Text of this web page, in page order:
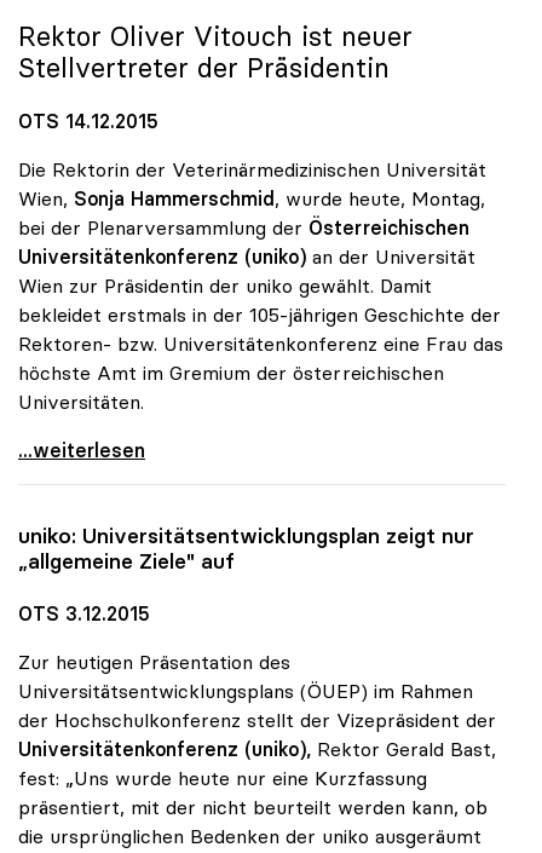
Rektor Oliver Vitouch ist neuer
Stellvertreter der Präsidentin
OTS 14.12.2015
Die Rektorin der Veterinärmedizinischen Universität
Wien, Sonja Hammerschmid, wurde heute, Montag,
bei der Plenarversammlung der Österreichischen
Universitätenkonferenz (uniko) an der Universität
Wien zur Präsidentin der uniko gewählt. Damit
bekleidet erstmals in der 105-jährigen Geschichte der
Rektoren- bzw. Universitätenkonferenz eine Frau das
höchste Amt im Gremium der österreichischen
Universitäten.
Sonja Hammerschmid zur Präsidentin der uniko
...weiterlesen
uniko: Universitätsentwicklungsplan zeigt nur
„allgemeine Ziele" auf
OTS 3.12.2015
Zur heutigen Präsentation des
Universitätsentwicklungsplans (ÖUEP) im Rahmen
der Hochschulkonferenz stellt der Vizepräsident der
Universitätenkonferenz (uniko), Rektor Gerald Bast,
fest: „Uns wurde heute nur eine Kurzfassung
präsentiert, mit der nicht beurteilt werden kann, ob
die ursprünglichen Bedenken der uniko ausgeräumt